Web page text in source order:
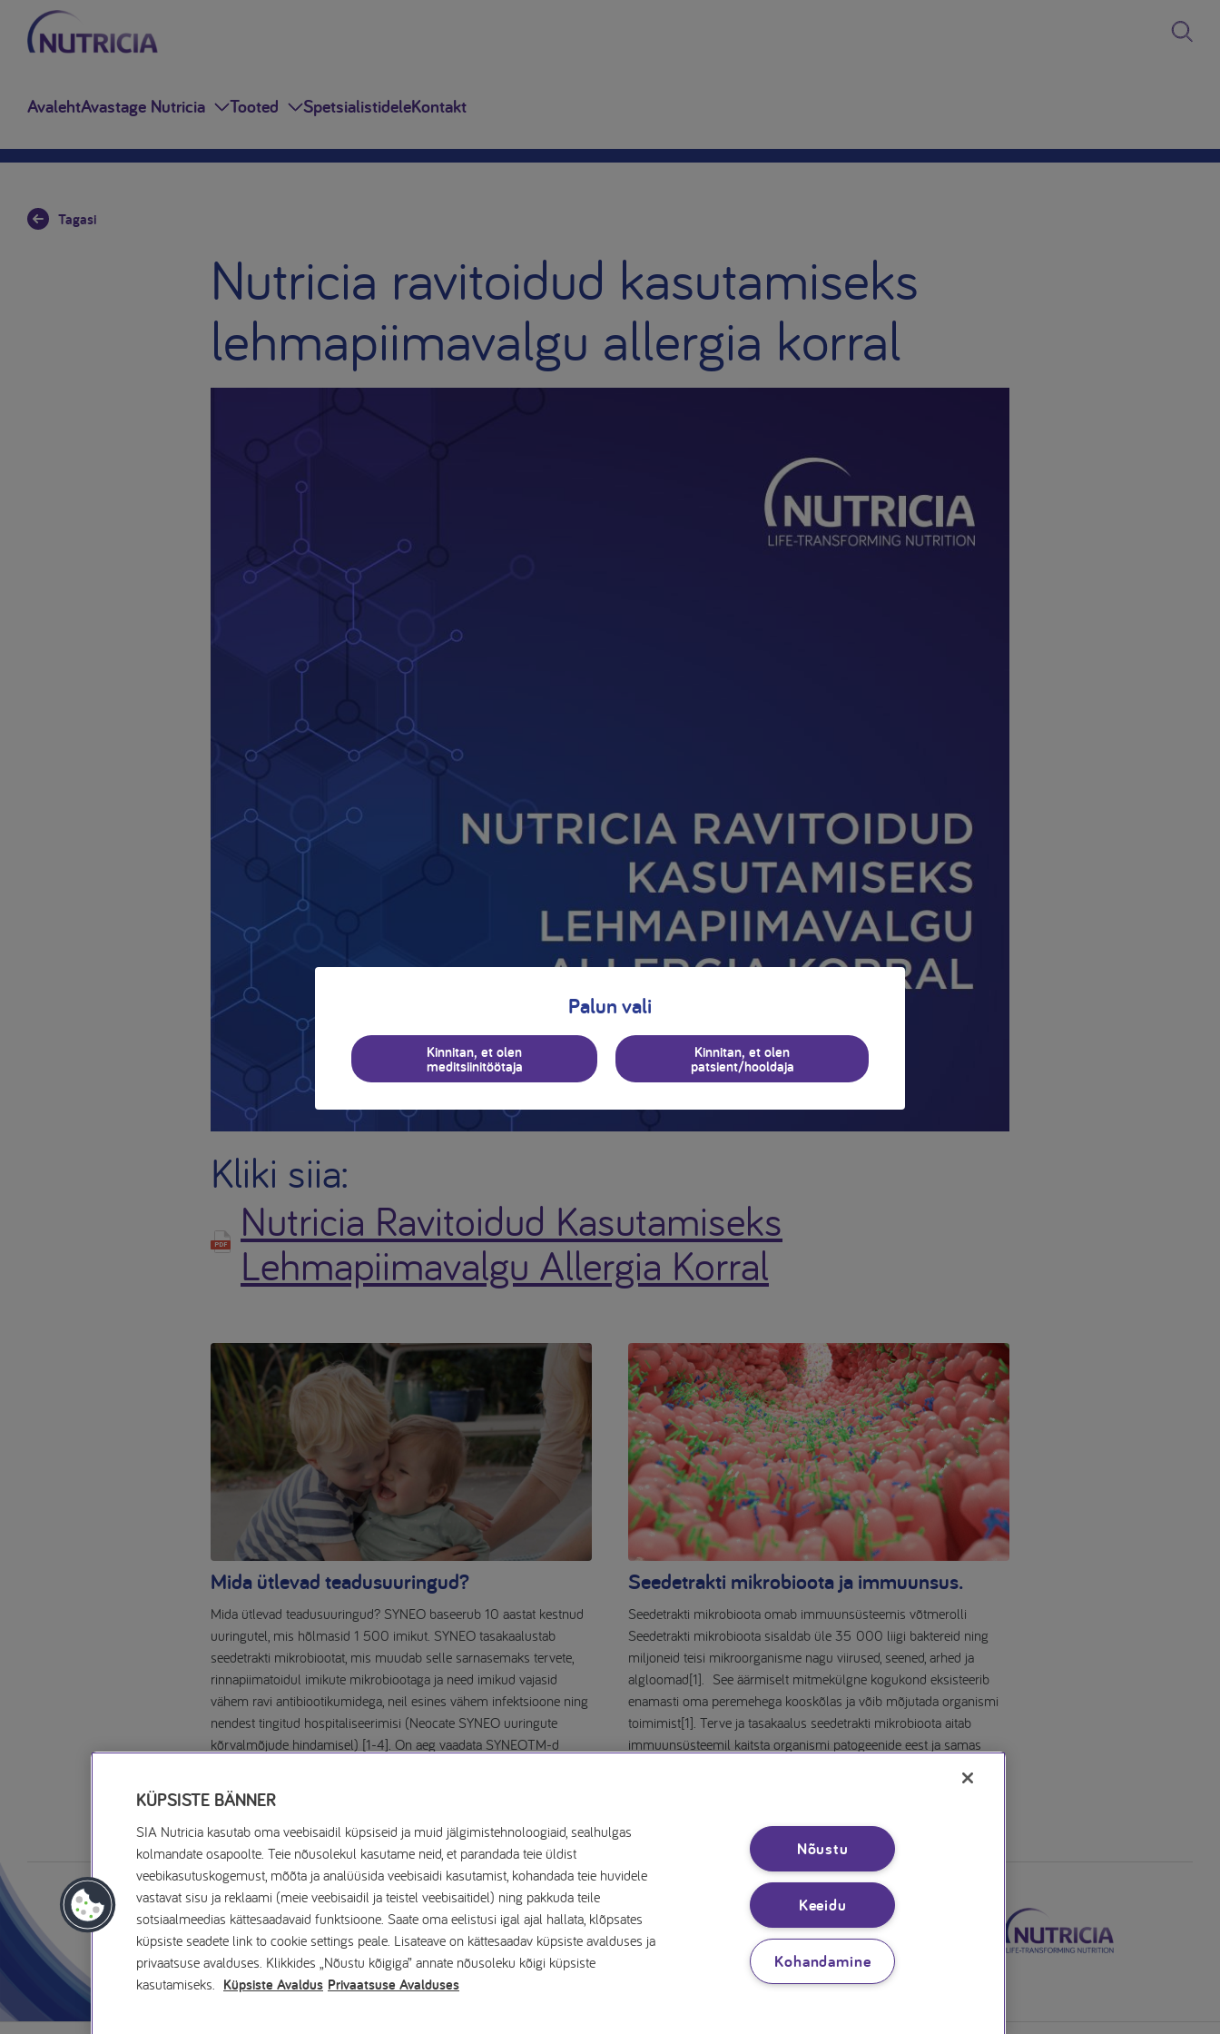
AvalehtAvastage Nutricia Tooted SpetsialistideleKontakt
Tagasi
Nutricia ravitoidud kasutamiseks
lehmapiimavalgu allergia korral
Kliki siia:
Nutricia Ravitoidud Kasutamiseks
Lehmapiimavalgu Allergia Korral
Mida ütlevad teadusuuringud?
Mida ütlevad teadusuuringud? SYNEO baseerub 10 aastat kestnud
uuringutel, mis hõlmasid 1 500 imikut. SYNEO tasakaalustab
seedetrakti mikrobiootat, mis muudab selle sarnasemaks tervete,
rinnapiimatoidul imikute mikrobiootaga ja need imikud vajasid
vähem ravi antibiootikumidega, neil esines vähem infektsioone ning
nendest tingitud hospitaliseerimisi (Neocate SYNEO uuringute
kõrvalmõjude hindamisel) [1-4]. On aeg vaadata SYNEOTM-d
Lugege lisaks
Seedetrakti mikrobioota ja immuunsus.
Seedetrakti mikrobioota omab immuunsüsteemis võtmerolli
Seedetrakti mikrobioota sisaldab üle 35 000 liigi baktereid ning
miljoneid teisi mikroorganisme nagu viirused, seened, arhed ja
algloomad[1]. See äärmiselt mitmekülgne kogukond eksisteerib
enamasti oma peremehega kooskõlas ja võib mõjutada organismi
toimimist[1]. Terve ja tasakaalus seedetrakti mikrobioota aitab
immuunsüsteemil kaitsta organismi patogeenide eest ja samas
Palun vali
Kinnitan, et olen
meditsiinitöötaja
Kinnitan, et olen
patsient/hooldaja
KÜPSISTE BÄNNER
SIA Nutricia kasutab oma veebisaidil küpsiseid ja muid jälgimistehnoloogiaid, sealhulgas
kolmandate osapoolte. Teie nõusolekul kasutame neid, et parandada teie üldist
veebikasutuskogemust, mõõta ja analüüsida veebisaidi kasutamist, kohandada teie huvidele
vastavat sisu ja reklaami (meie veebisaidil ja teistel veebisaitidel) ning pakkuda teile
sotsiaalmeedias kättesaadavaid funktsioone. Saate oma eelistusi igal ajal hallata, klõpsates
küpsiste seadete link to cookie settings peale. Lisateave on kättesaadav küpsiste avalduses ja
privaatsuse avalduses. Klikkides „Nõustu kõigiga” annate nõusoleku kõigi küpsiste
kasutamiseks. Küpsiste Avaldus Privaatsuse Avalduses
Nõustu
Keeidu
Kohandamine